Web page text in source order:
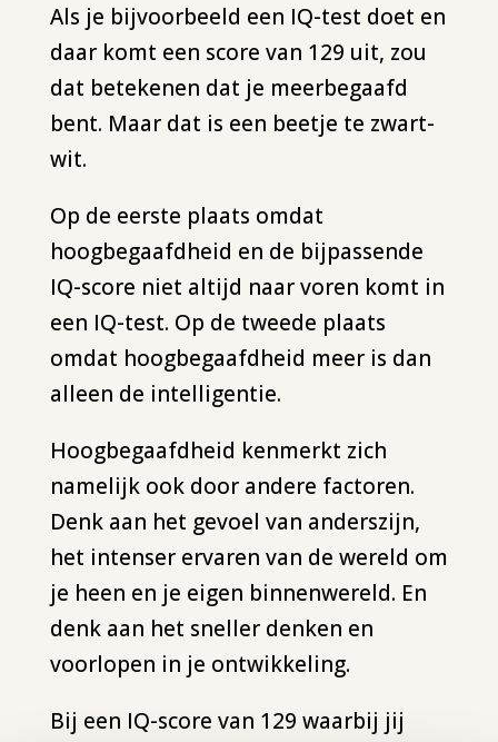
Als je bijvoorbeeld een IQ-test doet en
daar komt een score van 129 uit, zou
dat betekenen dat je meerbegaafd
bent. Maar dat is een beetje te zwart-
wit.
Op de eerste plaats omdat
hoogbegaafdheid en de bijpassende
IQ-score niet altijd naar voren komt in
een IQ-test. Op de tweede plaats
omdat hoogbegaafdheid meer is dan
alleen de intelligentie.
Hoogbegaafdheid kenmerkt zich
namelijk ook door andere factoren.
Denk aan het gevoel van anderszijn,
het intenser ervaren van de wereld om
je heen en je eigen binnenwereld. En
denk aan het sneller denken en
voorlopen in je ontwikkeling.
Bij een IQ-score van 129 waarbij jij